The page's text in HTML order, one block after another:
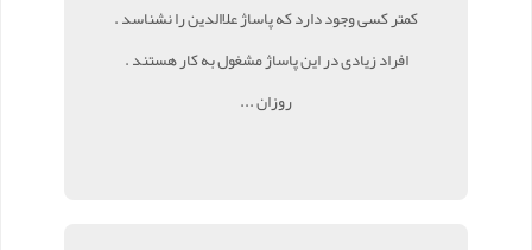
کمتر کسی وجود دارد که پاساژ علاالدین را نشناسد .
افراد زیادی در این پاساژ مشغول به کار هستند .
روزان ...